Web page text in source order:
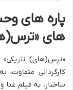
پاره های
های
«ترس(های)
کارگردانی
ساختار، به فیلم